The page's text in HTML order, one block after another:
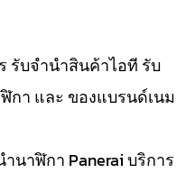
รับจำนำสินค้าไอที รับ
กา และ ของแบรนด์เนม
นาฬิกา Panerai บริการ